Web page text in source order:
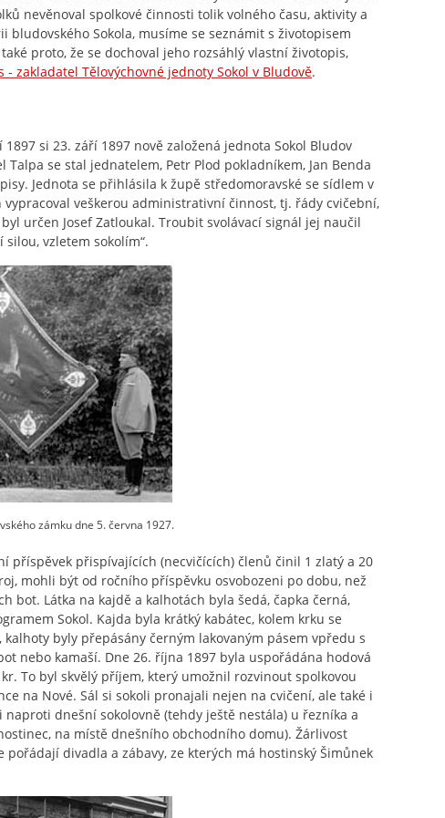
nevěnoval spolkové činnosti tolik volného času, aktivity a
Sokola, musíme se seznámit s životopisem
proto, že se dochoval jeho rozsáhlý vlastní životopis,
- zakladatel Tělovýchovné jednoty Sokol v Bludově.
si 23. září 1897 nově založená jednota Sokol Bludov
se stal jednatelem, Petr Plod pokladníkem, Jan Benda
Jednota se přihlásila k župě středomoravské se sídlem v
veškerou administrativní činnost, tj. řády cvičební,
určen Josef Zatloukal. Troubit svolávací signál jej naučil
vzletem sokolím“.
zámku dne 5. června 1927.
příspěvek přispívajících (necvičících) členů činil 1 zlatý a 20
mohli být od ročního příspěvku osvobozeni po dobu, než
bot. Látka na kajdě a kalhotách byla šedá, čapka černá,
Sokol. Kajda byla krátký kabátec, kolem krku se
byly přepásány černým lakovaným pásem vpředu s
nebo kamaší. Dne 26. října 1897 byla uspořádána hodová
To byl skvělý příjem, který umožnil rozvinout spolkovou
na Nové. Sál si sokoli pronajali nejen na cvičení, ale také i
dnešní sokolovně (tehdy ještě nestála) u řezníka a
na místě dnešního obchodního domu). Žárlivost
divadla a zábavy, ze kterých má hostinský Šimůnek